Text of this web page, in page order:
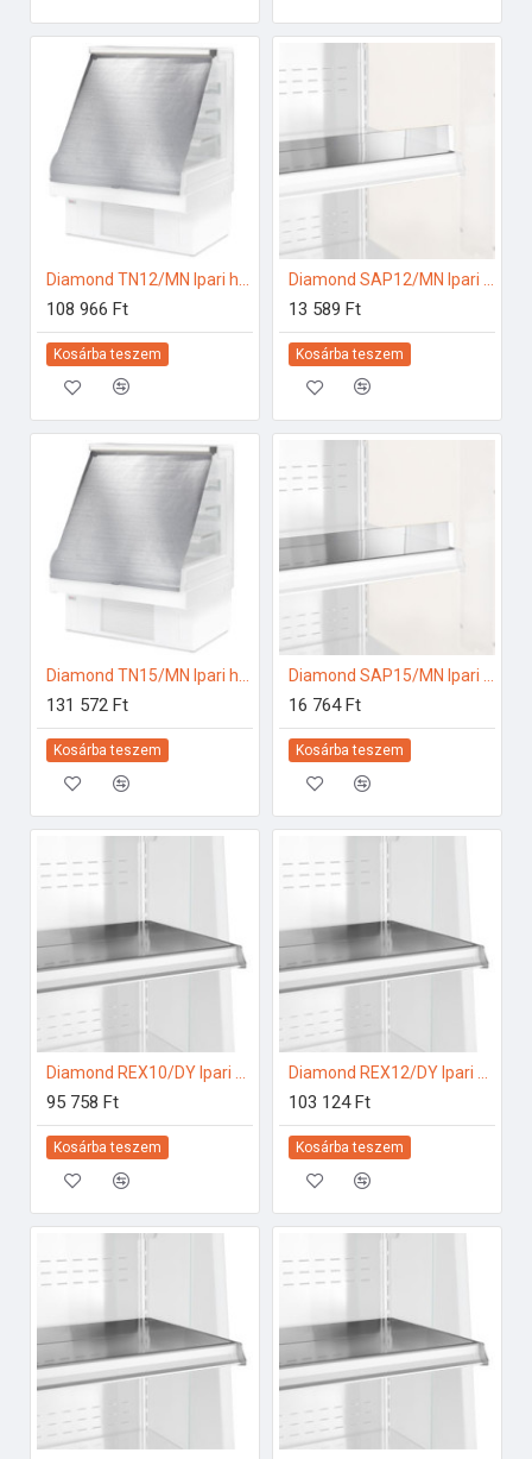
108 966 Ft
Kosárba teszem
13 589 Ft
Kosárba teszem
Diamond TN15/MN Ipari hűtő kiegészítők
131 572 Ft
Kosárba teszem
Diamond SAP15/MN Ipari hűtő kiegészítők
16 764 Ft
Kosárba teszem
Diamond REX10/DY Ipari hűtő kiegészítők
95 758 Ft
Kosárba teszem
Diamond REX12/DY Ipari hűtő kiegészítők
103 124 Ft
Kosárba teszem